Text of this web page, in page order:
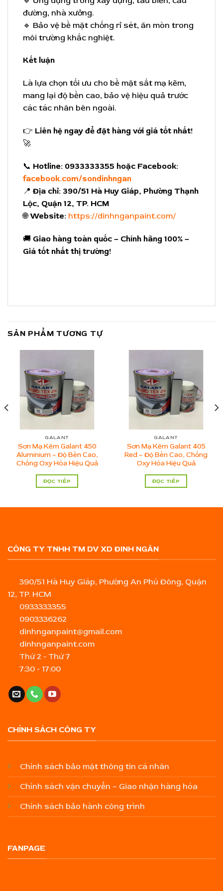
đường, nhà xưởng.
🔹 Bảo vệ bề mặt chống rỉ sét, ăn mòn trong
môi trường khắc nghiệt.
Kết luận
Là lựa chọn tối ưu cho bề mặt sắt mạ kẽm,
mang lại độ bền cao, bảo vệ hiệu quả trước
các tác nhân bên ngoài.
👉 Liên hệ ngay để đặt hàng với giá tốt nhất!
🚀
📞 Hotline: 0933333355 hoặc Facebook:
facebook.com/sondinhngan
📍Địa chỉ: 390/51 Hà Huy Giáp, Phường Thạnh
Lộc, Quận 12, TP. HCM
🌐Website: https://dinhnganpaint.com/
🚚 Giao hàng toàn quốc – Chính hãng 100% –
Giá tốt nhất thị trường!
SẢN PHẨM TƯƠNG TỰ
GALANT
Sơn Mạ Kẽm Galant 450
Aluminium – Độ Bền Cao,
Chống Oxy Hóa Hiệu Quả
ĐỌC TIẾP
GALANT
Sơn Mạ Kẽm Galant 405
Red – Độ Bền Cao, Chống
Oxy Hóa Hiệu Quả
ĐỌC TIẾP
CÔNG TY TNHH TM DV XD ĐINH NGÂN
390/51 Hà Huy Giáp, Phường An Phú Đông, Quận
12, TP. HCM
0933333355
0903336262
dinhnganpaint@gmail.com
dinhnganpaint.com
Thứ 2 - Thứ 7
7:30 - 17:00
CHÍNH SÁCH CÔNG TY
Chính sách bảo mật thông tin cá nhân
Chính sách vận chuyển – Giao nhận hàng hóa
Chính sách bảo hành công trình
FANPAGE